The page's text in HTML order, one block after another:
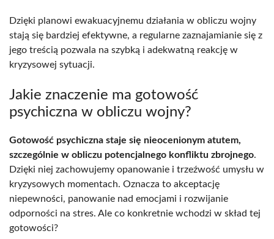
Dzięki planowi ewakuacyjnemu działania w obliczu wojny
stają się bardziej efektywne, a regularne zaznajamianie się z
jego treścią pozwala na szybką i adekwatną reakcję w
kryzysowej sytuacji.
Jakie znaczenie ma gotowość
psychiczna w obliczu wojny?
Gotowość psychiczna staje się nieocenionym atutem,
szczególnie w obliczu potencjalnego konfliktu zbrojnego.
Dzięki niej zachowujemy opanowanie i trzeźwość umysłu w
kryzysowych momentach. Oznacza to akceptację
niepewności, panowanie nad emocjami i rozwijanie
odporności na stres. Ale co konkretnie wchodzi w skład tej
gotowości?